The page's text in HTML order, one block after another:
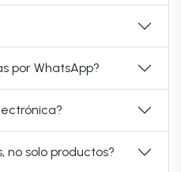
por WhatsApp?
no solo productos?